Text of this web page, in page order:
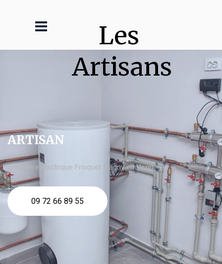
Les
Artisans
ARTISAN
chaudière électrique Frisquet Magny en Vexin
09 72 66 89 55